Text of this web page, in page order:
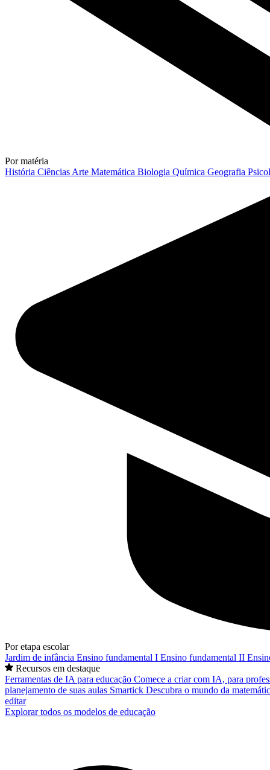
Por matéria
História Ciências Arte Matemática Biologia Química Geografia
Por etapa escolar
Jardim de infância Ensino fundamental I Ensino fundamental II
Recursos em destaque
Ferramentas de IA para educação Comece a criar com IA, para
planejamento de suas aulas Smartick Descubra o mundo da
editar
Explorar todos os modelos de educação